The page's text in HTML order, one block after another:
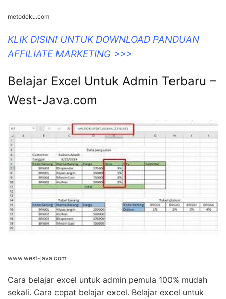
metodeku.com
KLIK DISINI UNTUK DOWNLOAD PANDUAN
AFFILIATE MARKETING >>>
Belajar Excel Untuk Admin Terbaru –
West-Java.com
www.west-java.com
Cara belajar excel untuk admin pemula 100% mudah
sekali. Cara cepat belajar excel. Belajar excel untuk